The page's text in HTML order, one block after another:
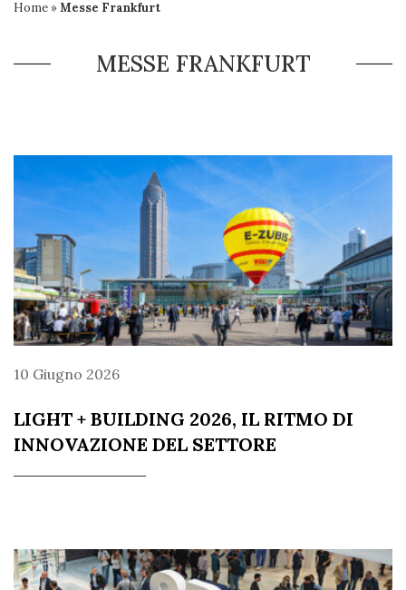
Home »Messe Frankfurt
MESSE FRANKFURT
10 Giugno 2026
LIGHT + BUILDING 2026, IL RITMO DI
INNOVAZIONE DEL SETTORE